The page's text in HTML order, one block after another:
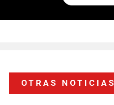
OTRAS NOTICIAS